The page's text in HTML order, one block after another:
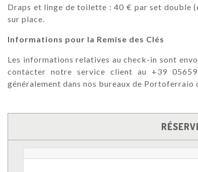
Draps et linge de toilette : 40 € par set double
sur place.
Informations pour la Remise des Clés
Les informations relatives au check-in sont
contacter notre service client au +39
généralement dans nos bureaux de Portoferraio